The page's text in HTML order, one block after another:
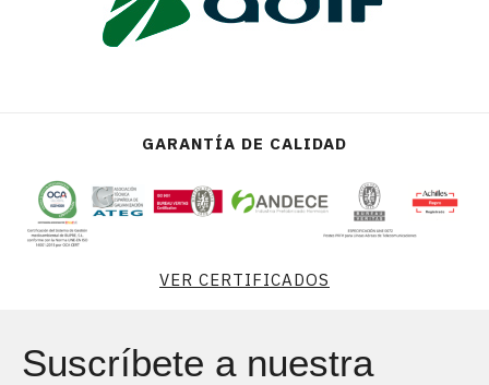
GARANTÍA DE CALIDAD
VER CERTIFICADOS
Suscríbete a nuestra